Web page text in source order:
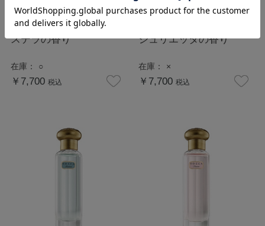
TOCCA（トッカ）トラベ
ルフレグランススプレー
ステラの香り
在庫： ○
￥7,700 税込
TOCCA（トッカ）トラベ
ジュリエッタの香り
在庫： ×
￥7,700 税込